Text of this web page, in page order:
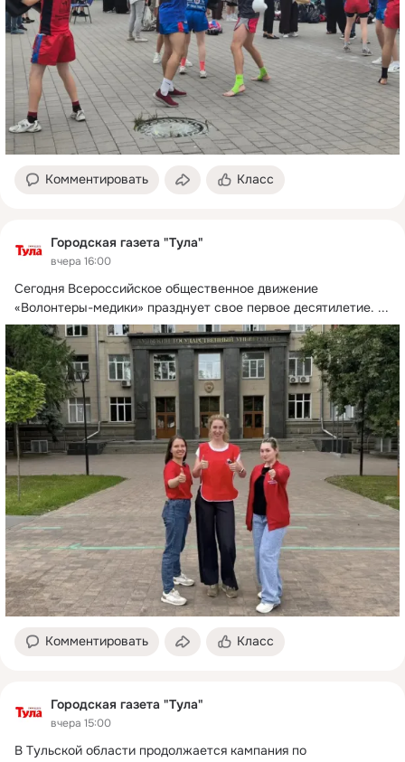
Комментировать Класс
Городская газета "Тула"
вчера 16:00
Сегодня Всероссийское общественное движение
«Волонтеры-медики» празднует свое первое десятилетие. ...
Комментировать Класс
Городская газета "Тула"
вчера 15:00
В Тульской области продолжается кампания по